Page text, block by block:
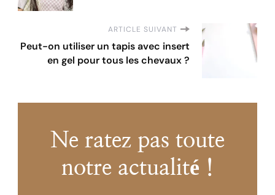
ARTICLE SUIVANT
Peut-on utiliser un tapis avec insert
en gel pour tous les chevaux ?
Ne ratez pas toute
notre actualité !